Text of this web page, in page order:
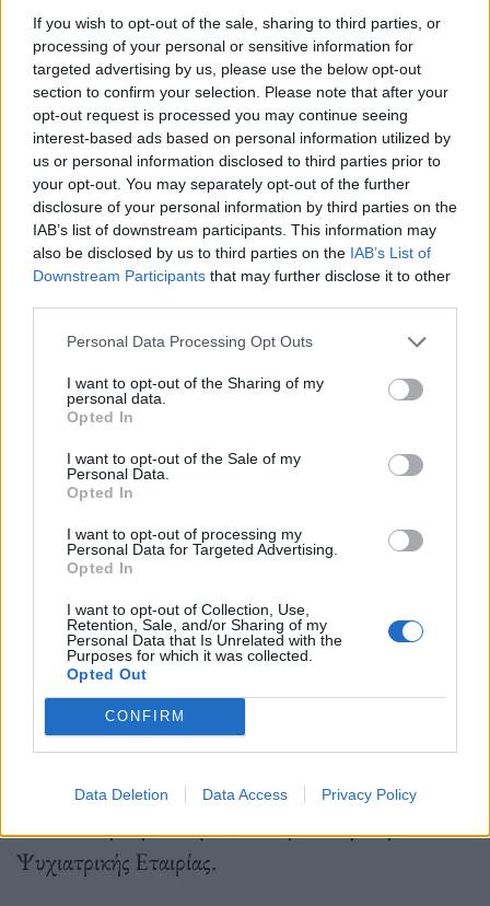
If you wish to opt-out of the sale, sharing to third parties, or
processing of your personal or sensitive information for
targeted advertising by us, please use the below opt-out
section to confirm your selection. Please note that after your
opt-out request is processed you may continue seeing
interest-based ads based on personal information utilized by
us or personal information disclosed to third parties prior to
your opt-out. You may separately opt-out of the further
disclosure of your personal information by third parties on the
IAB’s list of downstream participants. This information may
also be disclosed by us to third parties on the IAB’s List of
Downstream Participants that may further disclose it to other
Personal Data Processing Opt Outs
I want to opt-out of the Sharing of my
personal data.
Opted In
I want to opt-out of the Sale of my
Personal Data.
Opted In
I want to opt-out of processing my
Personal Data for Targeted Advertising.
Opted In
I want to opt-out of Collection, Use,
Retention, Sale, and/or Sharing of my
Personal Data that Is Unrelated with the
Purposes for which it was collected.
Opted Out
CONFIRM
Data Deletion Data Access Privacy Policy
γυναίκες έχει να κάνει με το τέλος της
αναπαραγωγικής ζωής και τα ψυχολογικά
προβλήματα που αντιμετωπίζουν οι γυναίκες κατά
την μετάβαση στην εμμηνόπαυση. Τα συμπτώματα
συναισθηματικής δυσφορίας, αλλά και αλλαγών
στη ζωή και τις επιδιώξεις των γυναικών φαίνεται ότι
είναι πολύ συχνά και χρήζουν ειδικής και σύνθετης
κατανόησης και υποστήριξης τόσο από τις γυναίκες
και για τους γιατρούς που τις φροντίζουν.
1ο Πανελλήνιο Συνέδριο για την Ψυχική υγεία της Γυναίκας
Στο προσεχές τριήμερο, 3-5 Νοεμβρίου στο
Πολεμικό Μουσείο στην Αθήνα γίνεται το πρώτο
Πανελλήνιο Συνέδριο για την Ψυχική υγεία της
Γυναίκας. Διοργανώνεται από την Εταιρεία Ψυχικής
Υγείας της Γυναίκας και την Ελληνική Εταιρία για
την Προαγωγή της Ψυχιατρικής και των Συναφών
Επιστημών και τελεί υπό την αιγίδα της Ιατρικής
Εταιρίας Αθηνών, της Ελληνικής Μαιευτικής και
Ψυχιατρικής Εταιρίας.